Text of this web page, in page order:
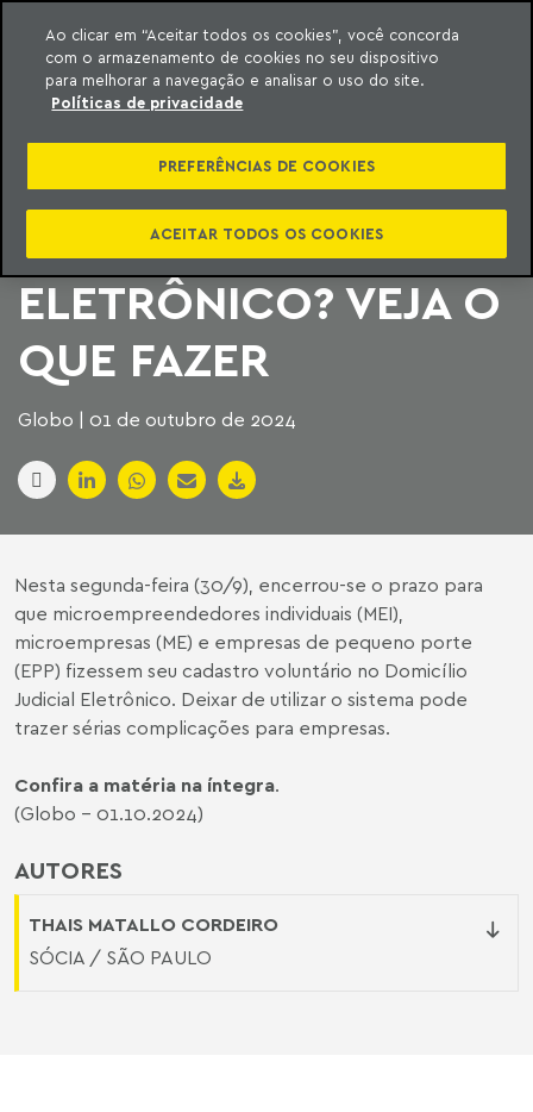
o conteúdo
Machado Meyer
PERDEU O PRAZO DO
CADASTRO NO
DOMICÍLIO JUDICIAL
ELETRÔNICO? VEJA O
QUE FAZER
Globo | 01 de outubro de 2024
AUTORES
THAIS MATALLO CORDEIRO
SÓCIA / SÃO PAULO
Nesta segunda-feira (30/9), encerrou-se o prazo para
que microempreendedores individuais (MEI),
microempresas (ME) e empresas de pequeno porte
(EPP) fizessem seu cadastro voluntário no Domicílio
Judicial Eletrônico. Deixar de utilizar o sistema pode
trazer sérias complicações para empresas.
Confira a matéria na íntegra.
(Globo - 01.10.2024)
Ao clicar em “Aceitar todos os cookies”, você concorda
com o armazenamento de cookies no seu dispositivo
para melhorar a navegação e analisar o uso do site.
Políticas de privacidade
PREFERÊNCIAS DE COOKIES
ACEITAR TODOS OS COOKIES